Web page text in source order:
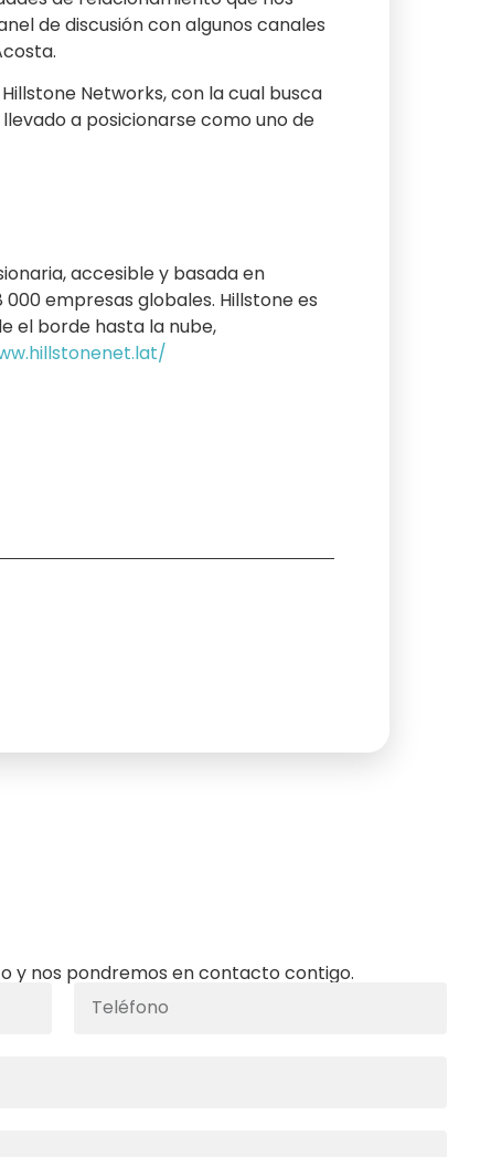
de discusión con algunos canales
Networks, con la cual busca
a posicionarse como uno de
accesible y basada en
empresas globales. Hillstone es
el borde hasta la nube,
y nos pondremos en contacto contigo.